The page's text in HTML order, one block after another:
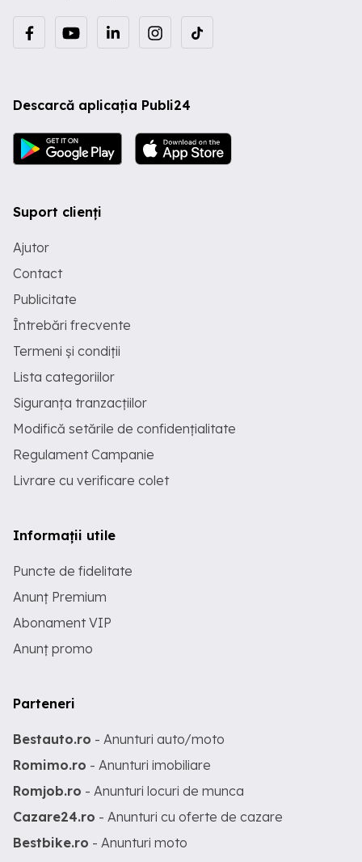
Descarcă aplicația Publi24
Suport clienți
Ajutor
Contact
Publicitate
Întrebări frecvente
Termeni și condiții
Lista categoriilor
Siguranța tranzacțiilor
Modifică setările de confidențialitate
Regulament Campanie
Livrare cu verificare colet
Informații utile
Puncte de fidelitate
Anunț Premium
Abonament VIP
Anunț promo
Parteneri
Bestauto.ro - Anunturi auto/moto
Romimo.ro - Anunturi imobiliare
Romjob.ro - Anunturi locuri de munca
Cazare24.ro - Anunturi cu oferte de cazare
Bestbike.ro - Anunturi moto